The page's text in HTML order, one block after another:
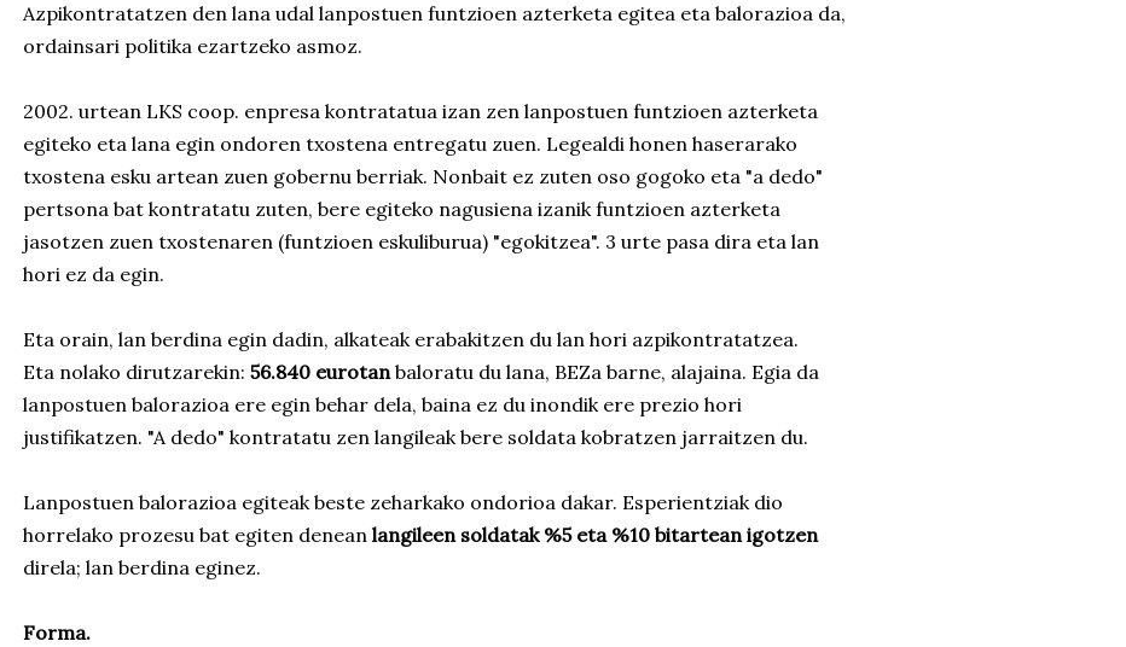
Azpikontratatzen den lana udal lanpostuen funtzioen azterketa egitea eta balorazioa da,
ordainsari politika ezartzeko asmoz.
2002. urtean LKS coop. enpresa kontratatua izan zen lanpostuen funtzioen azterketa
egiteko eta lana egin ondoren txostena entregatu zuen. Legealdi honen haserarako
txostena esku artean zuen gobernu berriak. Nonbait ez zuten oso gogoko eta "a dedo"
pertsona bat kontratatu zuten, bere egiteko nagusiena izanik funtzioen azterketa
jasotzen zuen txostenaren (funtzioen eskuliburua) "egokitzea". 3 urte pasa dira eta lan
hori ez da egin.
Eta orain, lan berdina egin dadin, alkateak erabakitzen du lan hori azpikontratatzea.
Eta nolako dirutzarekin: 56.840 eurotanbaloratu du lana, BEZa barne, alajaina. Egia da
lanpostuen balorazioa ere egin behar dela, baina ez du inondik ere prezio hori
justifikatzen. "A dedo" kontratatu zen langileak bere soldata kobratzen jarraitzen du.
Lanpostuen balorazioa egiteak beste zeharkako ondorioa dakar. Esperientziak dio
horrelako prozesu bat egiten denean langileen soldatak %5 eta %10 bitartean igotzen
direla; lan berdina eginez.
Forma.